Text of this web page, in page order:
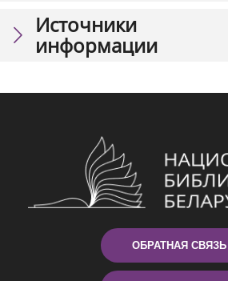
Источники
информации
ОБРАТНАЯ СВЯЗЬ